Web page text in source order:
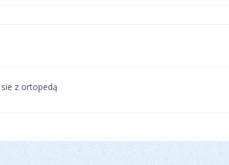
z ortopedą